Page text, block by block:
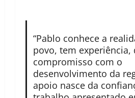
“Pablo conhece a
povo, tem experiência,
compromisso com o
desenvolvimento da
apoio nasce da